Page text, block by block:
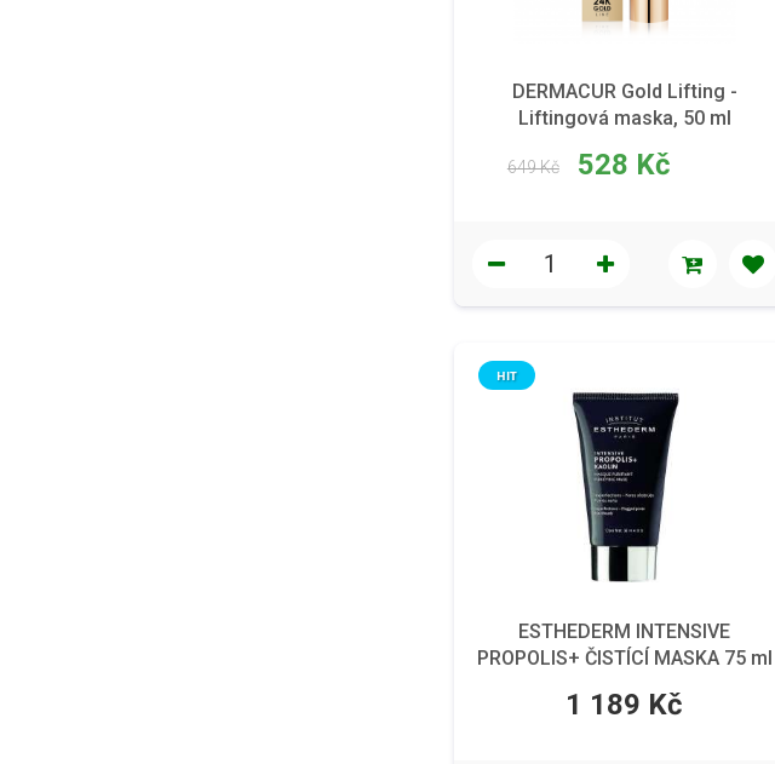
DERMACUR Gold Lifting -
Liftingová maska, 50 ml
649 Kč 528 Kč
ESTHEDERM INTENSIVE
PROPOLIS+ ČISTÍCÍ MASKA 75 ml
HIT
1 189 Kč